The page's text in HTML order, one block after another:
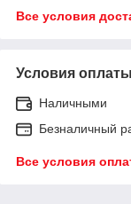
Все условия
Условия оплаты
Наличными
Безналичный
Все условия